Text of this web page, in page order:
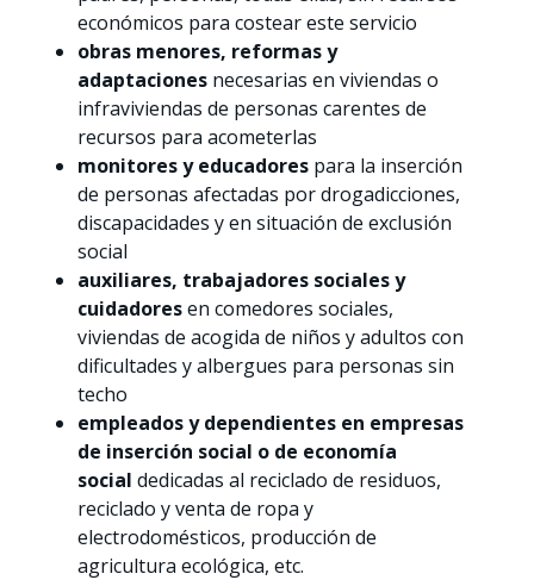
económicos para costear este servicio
obras menores, reformas y
adaptaciones necesarias en viviendas o
infraviviendas de personas carentes de
recursos para acometerlas
monitores y educadores para la inserción
de personas afectadas por drogadicciones,
discapacidades y en situación de exclusión
social
auxiliares, trabajadores sociales y
cuidadoresen comedores sociales,
viviendas de acogida de niños y adultos con
dificultades y albergues para personas sin
techo
empleados y dependientes en empresas
de inserción social o de economía
social dedicadas al reciclado de residuos,
reciclado y venta de ropa y
electrodomésticos, producción de
agricultura ecológica, etc.